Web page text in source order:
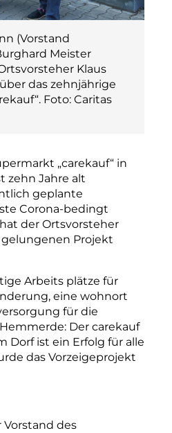
(Vorstand
Meister
Klaus
das zehnjährige
Foto: Caritas
„carekauf“ in
zehn Jahre alt
geplante
Corona-bedingt
der Ortsvorsteher
gelungenen Projekt
Arbeits plätze für
eine wohnort
für die
Der carekauf
Dorf ist ein Erfolg für alle
das Vorzeigeprojekt
des